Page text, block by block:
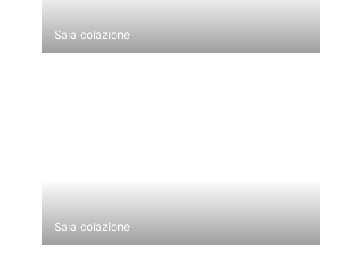
Sala colazione
Sala colazione